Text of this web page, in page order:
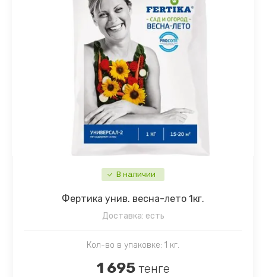
В наличии
Фертика унив. весна-лето 1кг.
Доставка: есть
Кол-во в упаковке: 1 кг.
1 695тенге